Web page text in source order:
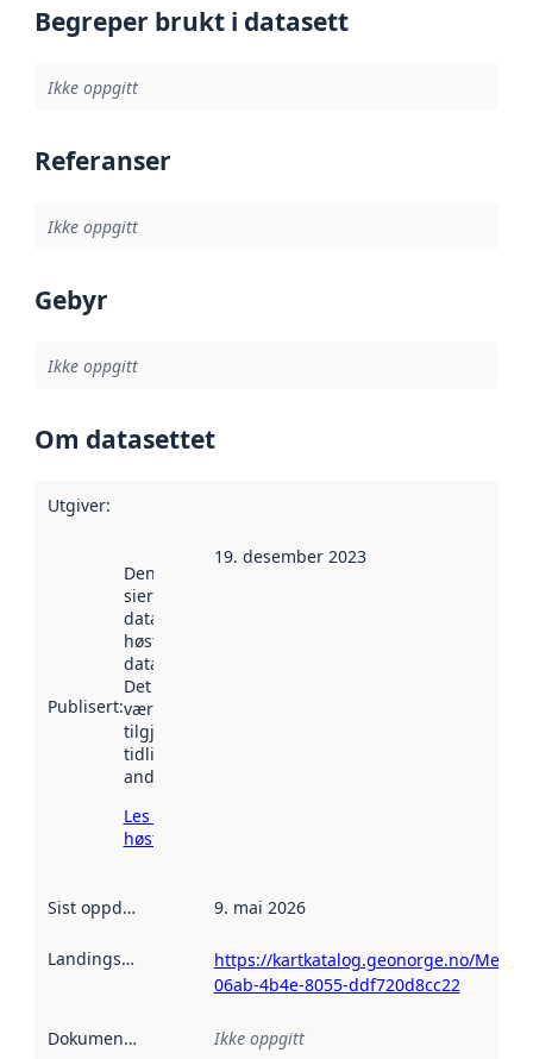
Begreper brukt i datasett
Ikke oppgitt
Referanser
Ikke oppgitt
Gebyr
Ikke oppgitt
Om datasettet
Utgiver:
Publisert:
Denne datoen
sier når
datasettet ble
høstet av
data.norge.no.
Det kan ha
vært
tilgjengelig
tidligere
andre steder.
Les mer om
høsting her
19. desember 2023
Sist oppdatert 9. mai 2026
Landingsside
https://kartkatalog.geonorge.no/
06ab-4b4e-8055-ddf720d8cc22
Dokumentasjon Ikke oppgitt